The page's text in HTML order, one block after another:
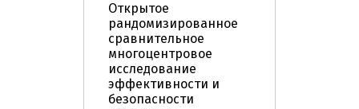
Открытое
рандомизированное
сравнительное
многоцентровое
исследование
эффективности и
безопасности